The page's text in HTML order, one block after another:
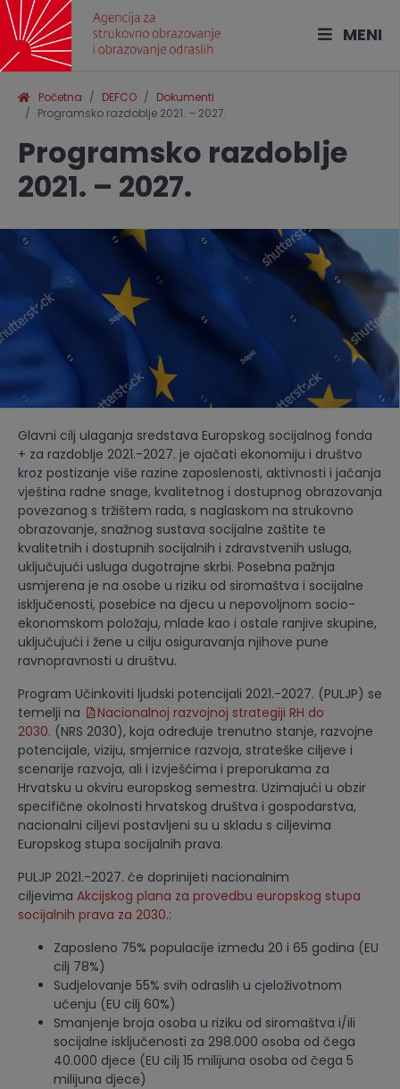
MENI
Početna DEFCO
Dokumenti
Programsko razdoblje 2021. – 2027.
Programsko razdoblje
2021. – 2027.
Glavni cilj ulaganja sredstava Europskog socijalnog fonda
+ za razdoblje 2021.-2027. je ojačati ekonomiju i društvo
kroz postizanje više razine zaposlenosti, aktivnosti i jačanja
vještina radne snage, kvalitetnog i dostupnog obrazovanja
povezanog s tržištem rada, s naglaskom na strukovno
obrazovanje, snažnog sustava socijalne zaštite te
kvalitetnih i dostupnih socijalnih i zdravstvenih usluga,
uključujući usluga dugotrajne skrbi. Posebna pažnja
usmjerena je na osobe u riziku od siromaštva i socijalne
isključenosti, posebice na djecu u nepovoljnom socio-
ekonomskom položaju, mlade kao i ostale ranjive skupine,
uključujući i žene u cilju osiguravanja njihove pune
ravnopravnosti u društvu.
Program Učinkoviti ljudski potencijali 2021.-2027. (PULJP) se
temelji na
Nacionalnoj razvojnoj strategiji RH do
2030. (NRS 2030), koja određuje trenutno stanje, razvojne
potencijale, viziju, smjernice razvoja, strateške ciljeve i
scenarije razvoja, ali i izvješćima i preporukama za
Hrvatsku u okviru europskog semestra. Uzimajući u obzir
specifične okolnosti hrvatskog društva i gospodarstva,
nacionalni ciljevi postavljeni su u skladu s ciljevima
Europskog stupa socijalnih prava.
PULJP 2021.-2027. će doprinijeti nacionalnim
ciljevima Akcijskog plana za provedbu europskog stupa
socijalnih prava za 2030.:
Zaposleno 75% populacije između 20 i 65 godina (EU
cilj 78%)
Sudjelovanje 55% svih odraslih u cjeloživotnom
učenju (EU cilj 60%)
Smanjenje broja osoba u riziku od siromaštva i/ili
socijalne isključenosti za 298.000 osoba od čega
40.000 djece (EU cilj 15 milijuna osoba od čega 5
milijuna djece)